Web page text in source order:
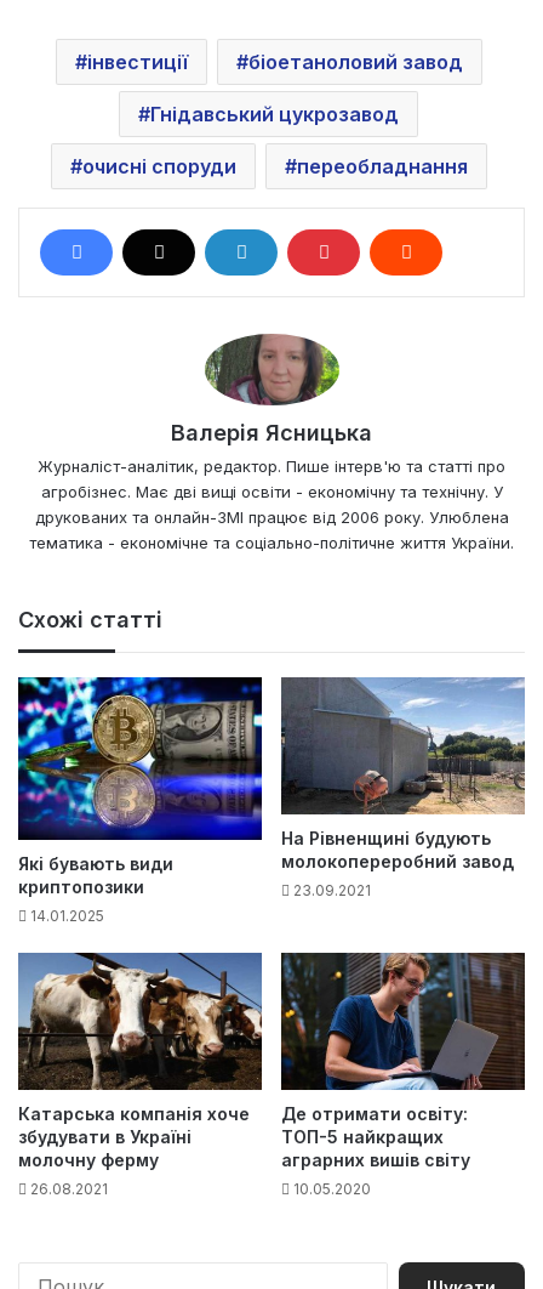
інвестиції біоетаноловий завод
Гнідавський цукрозавод
очисні споруди переобладнання
Валерія Ясницька
Журналіст-аналітик, редактор. Пише інтерв'ю та статті про
агробізнес. Має дві вищі освіти - економічну та технічну. У
друкованих та онлайн-ЗМІ працює від 2006 року. Улюблена
тематика - економічне та соціально-політичне життя України.
Схожі статті
Які бувають види
криптопозики
14.01.2025
На Рівненщині будують
молокопереробний завод
23.09.2021
Катарська компанія хоче
збудувати в Україні
молочну ферму
26.08.2021
Де отримати освіту:
ТОП-5 найкращих
аграрних вишів світу
10.05.2020
П